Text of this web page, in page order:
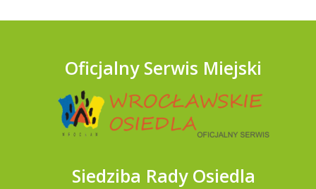
Oficjalny Serwis Miejski
Siedziba Rady Osiedla